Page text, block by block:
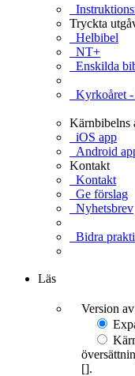
Tryckta
Helbibel
NT+
Enskilda
Kyrkoåret -
Kärnbibelns
iOS app
Android
Kontakt
Kontakt
Ge förslag
Nyhetsbrev
Bidra
Läs
Version
[].